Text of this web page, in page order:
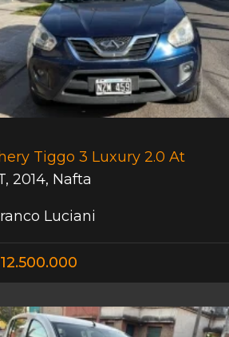
Tiggo 3 Luxury 2.0 At
, 2014, Nafta
Luciani